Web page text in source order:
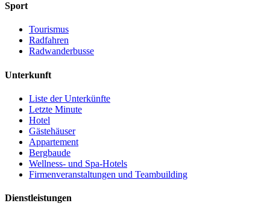
Sport
Tourismus
Radfahren
Radwanderbusse
Unterkunft
Liste der Unterkünfte
Letzte Minute
Hotel
Gästehäuser
Appartement
Bergbaude
Wellness- und Spa-Hotels
Firmenveranstaltungen und Teambuilding
Dienstleistungen